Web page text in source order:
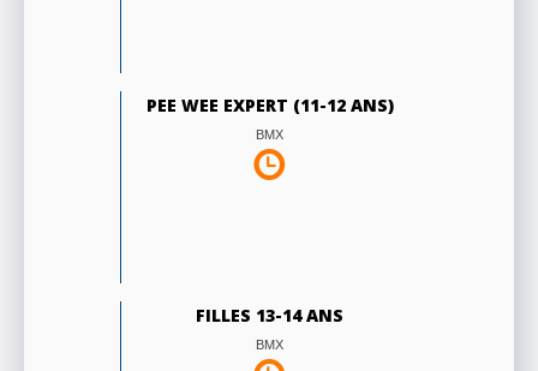
PEE WEE EXPERT (11-12 ANS)
BMX
FILLES 13-14 ANS
BMX